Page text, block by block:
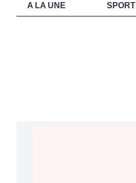
A LA UNE SPORT